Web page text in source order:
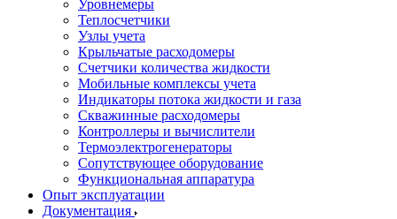
Уровнемеры
Теплосчетчики
Узлы учета
Крыльчатые расходомеры
Счетчики количества жидкости
Мобильные комплексы учета
Индикаторы потока жидкости и газа
Скважинные расходомеры
Контроллеры и вычислители
Термоэлектрогенераторы
Сопутствующее оборудование
Функциональная аппаратура
Опыт эксплуатации
Документация